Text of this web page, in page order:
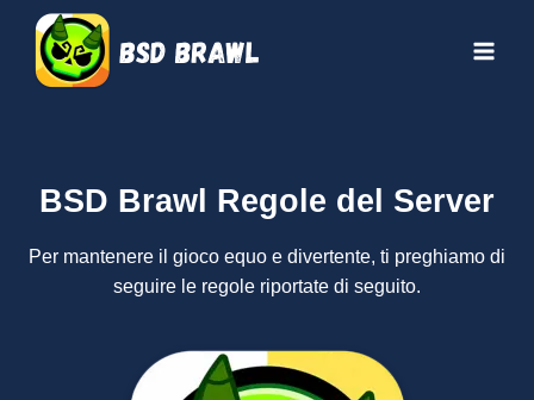
Salta
contenuto
BSD Brawl Regole del Server
Per mantenere il gioco equo e divertente, ti preghiamo di
seguire le regole riportate di seguito.